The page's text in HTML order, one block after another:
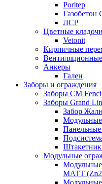
Poritep
Газобетон
ЛСР
Цветные
Vetonit
Кирпичные
Анкеры
Гален
Заборы и ограждения
Заборы CM
Заборы Grand
Забор
Панельные
Штакетник
Модульные
Модульные
MATT